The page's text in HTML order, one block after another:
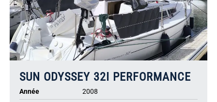
SUN ODYSSEY 32I PERFORMANCE
Année 2008